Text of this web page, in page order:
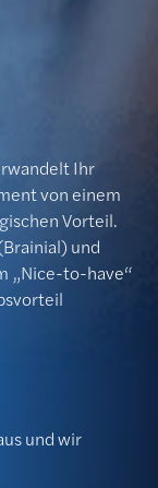
Ihr
von einem
Vorteil.
und
„Nice-to-have“
und wir